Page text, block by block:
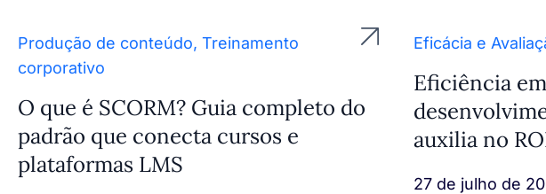
Produção de conteúdo, Treinamento
corporativo
O que é SCORM? Guia completo do
padrão que conecta cursos e
plataformas LMS
Eficácia e
Eficiência
auxilia no
27 de julho de